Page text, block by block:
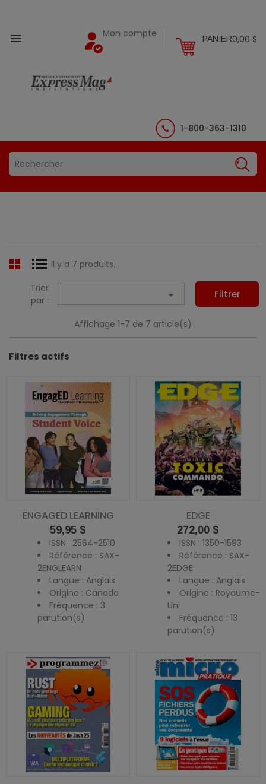
 PANIER0,00 $
Mon compte
1-800-363-1310
Il y a 7 produits.
Trier
par :
 Filtrer
Affichage 1-7 de 7 article(s)
Filtres actifs
ENGAGED LEARNING
Prix
59,95 $
ISSN : 2564-2510
Référence : SAX-
2ENGLEARN
Langue : Anglais
Origine : Canada
Fréquence : 3
parution(s)
EDGE
Prix
272,00 $
ISSN : 1350-1593
Référence : SAX-
2EDGE
Langue : Anglais
Origine : Royaume-
Uni
Fréquence : 13
parution(s)